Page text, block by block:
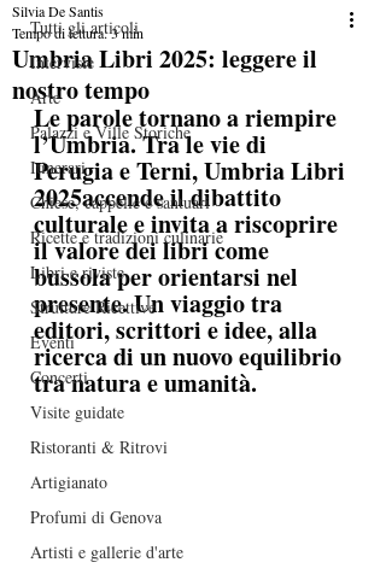
Tutti gli articoli
Interviste
Arte
Palazzi e Ville Storiche
Itinerari
Chiese, cappelle e santuari
Ricette e tradizioni culinarie
Libri e riviste
Strutture Ricettive
Eventi
Concerti
Visite guidate
Ristoranti & Ritrovi
Artigianato
Profumi di Genova
Artisti e gallerie d'arte
Umbria Libri 2025: leggere il
nostro tempo
Silvia De Santis
Tempo di lettura: 3 min
Le parole tornano a riempire
l’Umbria. Tra le vie di
Perugia e Terni, Umbria Libri
2025accende il dibattito
culturale e invita a riscoprire
il valore dei libri come
bussola per orientarsi nel
presente. Un viaggio tra
editori, scrittori e idee, alla
ricerca di un nuovo equilibrio
tra natura e umanità.